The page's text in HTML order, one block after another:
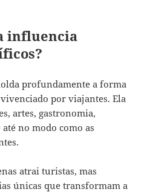
influencia
profundamente a forma
por viajantes. Ela
artes, gastronomia,
no modo como as
atrai turistas, mas
únicas que transformam a